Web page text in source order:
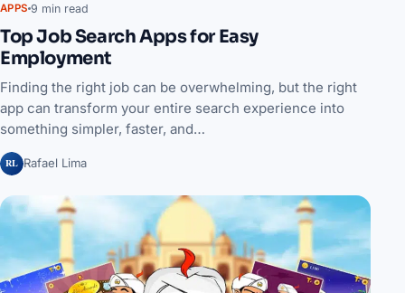
APPS 9 min read
Top Job Search Apps for Easy
Employment
Finding the right job can be overwhelming, but the right
app can transform your entire search experience into
something simpler, faster, and…
RL Rafael Lima